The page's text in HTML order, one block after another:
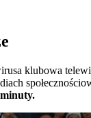
klubowa